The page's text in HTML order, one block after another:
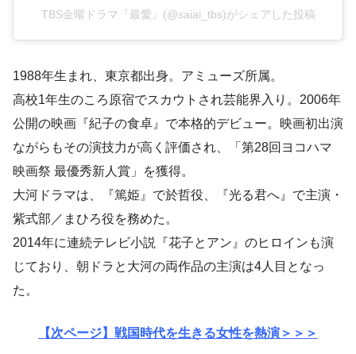
TBS金曜ドラマ『最愛』(@saiai_tbs)がシェアした投稿
1988年生まれ、東京都出身。アミューズ所属。
高校1年生のころ原宿でスカウトされ芸能界入り。2006年
公開の映画『紀子の食卓』で本格的デビュー。映画初出演
ながらもその演技力が高く評価され、「第28回ヨコハマ
映画祭 最優秀新人賞」を獲得。
大河ドラマは、『篤姫』で於哲役、『光る君へ』で主演・
紫式部／まひろ役を務めた。
2014年に連続テレビ小説『花子とアン』のヒロインも演
じており、朝ドラと大河の両作品の主演は4人目となっ
た。
【次ページ】戦国時代を生きる女性を熱演＞＞＞